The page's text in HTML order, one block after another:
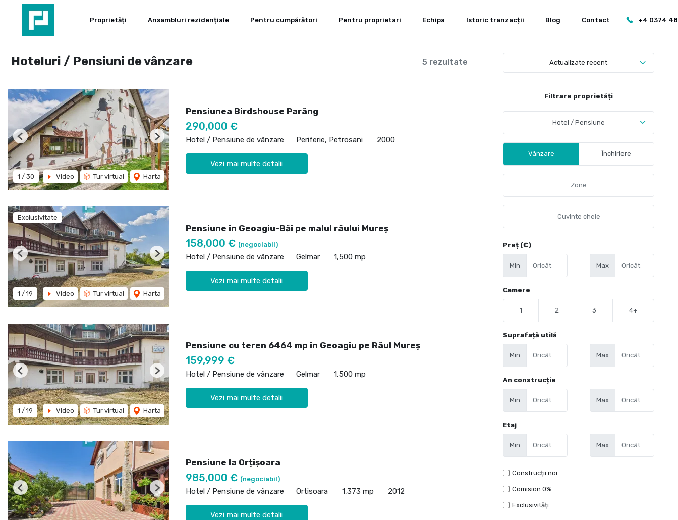
Proprietăți Ansambluri rezidențiale Pentru cumpărători Pentru proprietari Echipa Istoric tranzacții Blog Contact +4 0374
5 rezultate
Hoteluri / Pensiuni de vânzare Actualizate recent
1 / 30 Video Tur virtual Harta
Previous Next
Pensiunea Birdshouse Parâng
290,000 €
Hotel / Pensiune de vânzare Periferie, Petrosani 2000
Vezi mai multe detalii
Exclusivitate
1 / 19 Video Tur virtual Harta
Previous Next
Pensiune în Geoagiu-Băi pe malul râului Mureș
158,000 € (negociabil)
Hotel / Pensiune de vânzare Gelmar 1,500 mp
Vezi mai multe detalii
1 / 19 Video Tur virtual Harta
Previous Next
Pensiune cu teren 6464 mp în Geoagiu pe Râul Mureș
159,999 €
Hotel / Pensiune de vânzare Gelmar 1,500 mp
Vezi mai multe detalii
Previous Next
Pensiune la Orțișoara
985,000 € (negociabil)
Hotel / Pensiune de vânzare Ortisoara 1,373 mp 2012
Vezi mai multe detalii
Filtrare proprietăți
Hotel / Pensiune
Vânzare Închiriere
Preț (€)
Min Max
Camere
1 2 3 4+
Suprafață utilă
Min Max
An construcție
Min Max
Etaj
Min Max
Construcții noi
Comision 0%
Exclusivități